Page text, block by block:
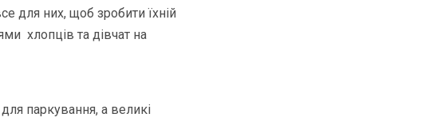
для них, щоб зробити їхній
хлопців та дівчат на
паркування, а великі